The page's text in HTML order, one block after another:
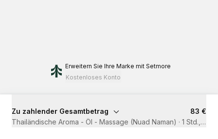
Erweitern Sie Ihre Marke mit Setmore
Kostenloses Konto
Zu zahlender Gesamtbetrag
83 €
Thailändische Aroma - Öl - Massage (Nuad Naman) · 1 Std., 30